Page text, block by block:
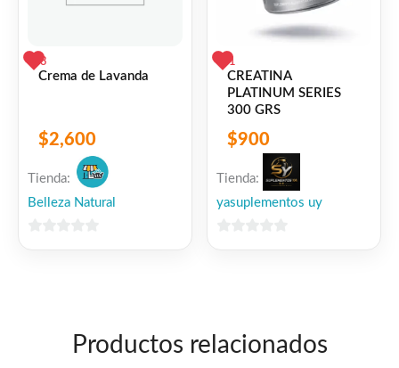
3
Crema de Lavanda
$2,600
Tienda:
Belleza Natural
1
CREATINA
PLATINUM SERIES
300 GRS
$900
Tienda:
yasuplementos uy
Productos relacionados